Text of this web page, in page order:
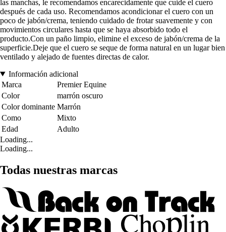
las manchas, le recomendamos encarecidamente que cuide el cuero
después de cada uso. Recomendamos acondicionar el cuero con un
poco de jabón/crema, teniendo cuidado de frotar suavemente y con
movimientos circulares hasta que se haya absorbido todo el
producto.Con un paño limpio, elimine el exceso de jabón/crema de la
superficie.Deje que el cuero se seque de forma natural en un lugar bien
ventilado y alejado de fuentes directas de calor.
Información adicional
Marca
Premier Equine
Color
marrón oscuro
Color dominante Marrón
Como
Mixto
Edad
Adulto
Loading...
Loading...
Todas nuestras marcas